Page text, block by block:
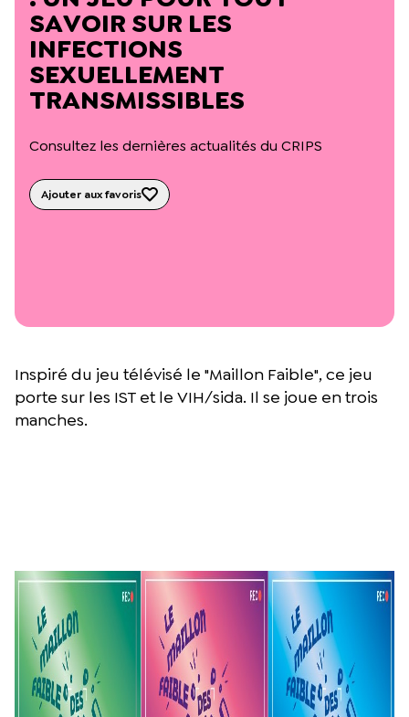
Notre documentation
Ressources pour les parents
Podcast 🎙️
Webinaires
L’équipe du Crips
Rapports d’activité et financiers
Projets réalisés avec nos partenaires
SAVOIR SUR LES
INFECTIONS
SEXUELLEMENT
TRANSMISSIBLES
Consultez les dernières actualités du CRIPS
Ajouter aux favoris
Inspiré du jeu télévisé le "Maillon Faible", ce jeu
porte sur les IST et le VIH/sida. Il se joue en trois
manches.